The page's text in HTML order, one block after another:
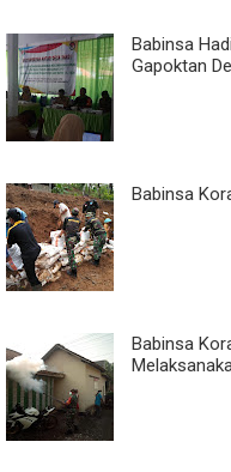
Babinsa
Gapoktan
Babinsa
Babinsa